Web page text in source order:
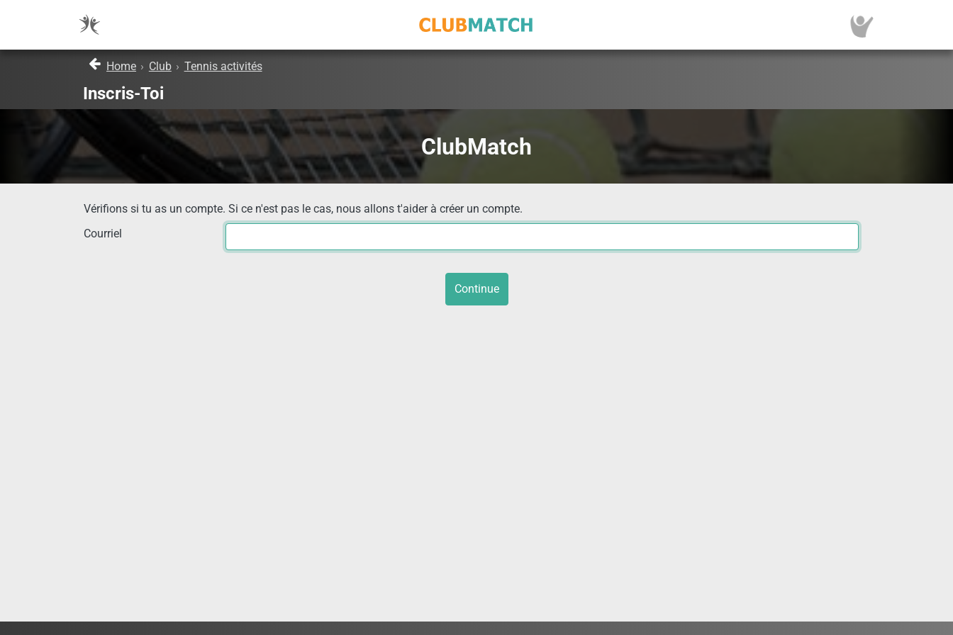
Home › Club › Tennis activités
Inscris-Toi
ClubMatch
Vérifions si tu as un compte. Si ce n'est pas le cas, nous allons t'aider à créer un compte.
Courriel
Continue